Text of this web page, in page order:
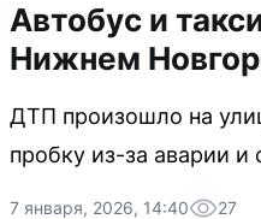
Автобус и
Нижнем
ДТП произошло на
пробку из-за аварии и
7 января, 2026, 14:40 27